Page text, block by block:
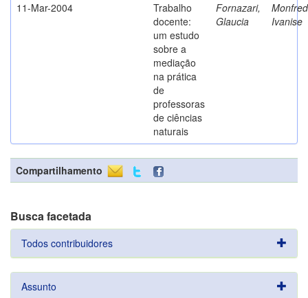
11-Mar-2004
Trabalho
docente:
um estudo
sobre a
mediação
na prática
de
professoras
de ciências
naturais
Fornazari,
Glaucia
Ivanise
Compartilhamento
Busca facetada
Todos contribuidores
Assunto